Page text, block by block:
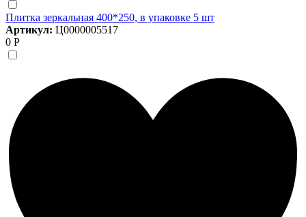
Плитка зеркальная 400*250, в упаковке 5 шт
Артикул: Ц0000005517
0 Р